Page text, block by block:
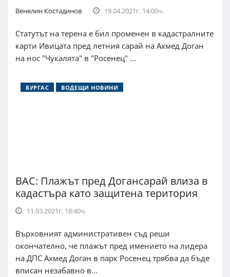
Венелин Костадинов 19.04.2021г. 14:00ч.
Статутът на терена е бил променен в кадастралните
карти Ивицата пред летния сарай на Ахмед Доган
на нос "Чукалята" в "Росенец" ...
БУРГАС ВОДЕЩИ НОВИНИ
ВАС: Плажът пред Догансарай влиза в
кадастъра като защитена територия
11.03.2021г. 18:40ч.
Върховният административен съд реши
окончателно, че плажът пред имението на лидера
на ДПС Ахмед Доган в парк Росенец трябва да бъде
вписан незабавно в...